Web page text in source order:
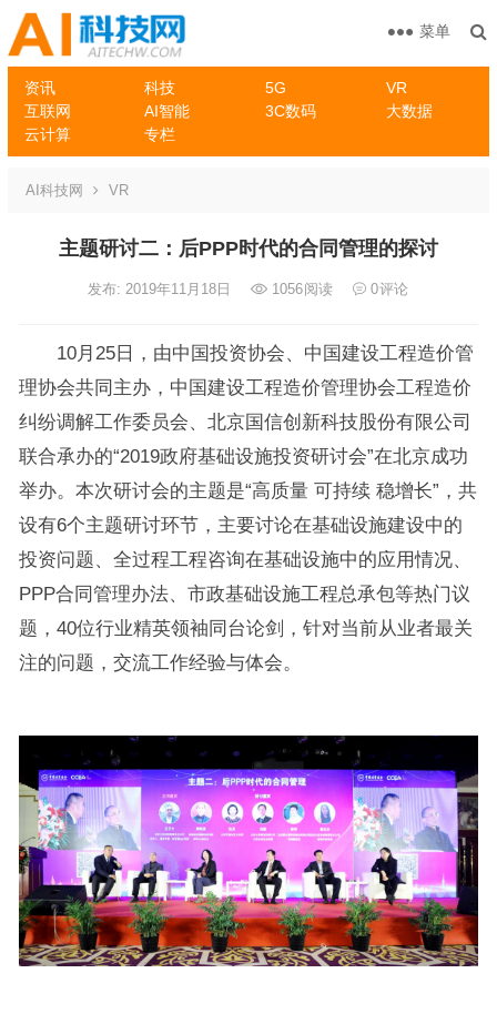
资讯 科技 5G
VR
互联网
AI智能 3C数码
大数据
云计算
专栏
菜单
AI科技网 VR
主题研讨二：后PPP时代的合同管理的探讨
发布: 2019年11月18日 1056阅读 0评论
10月25日，由中国投资协会、中国建设工程造价管
理协会共同主办，中国建设工程造价管理协会工程造价
纠纷调解工作委员会、北京国信创新科技股份有限公司
联合承办的“2019政府基础设施投资研讨会”在北京成功
举办。本次研讨会的主题是“高质量 可持续 稳增长”，共
设有6个主题研讨环节，主要讨论在基础设施建设中的
投资问题、全过程工程咨询在基础设施中的应用情况、
PPP合同管理办法、市政基础设施工程总承包等热门议
题，40位行业精英领袖同台论剑，针对当前从业者最关
注的问题，交流工作经验与体会。